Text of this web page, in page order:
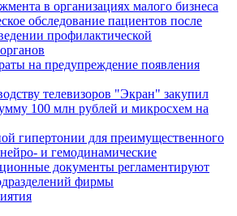
в организациях малого бизнеса
обследование пациентов после
профилактической
на предупреждение появления
телевизоров "Экран" закупил
100 млн рублей и микросхем на
гипертонии для преимущественного
и гемодинамические
документы регламентируют
фирмы